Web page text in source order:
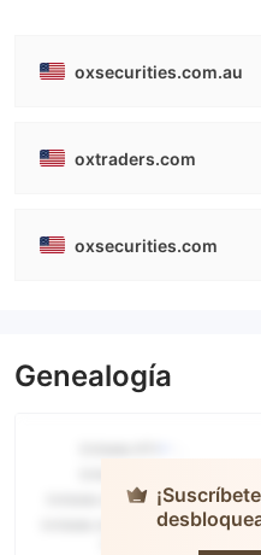
oxsecurities.com.au
oxtraders.com
oxsecurities.com
Genealogía
OX